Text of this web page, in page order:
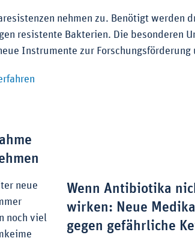
nehmen zu. Benötigt werden
resistente Bakterien. Die besonderen
Instrumente zur
neue
noch viel
Wenn Antibiotika
wirken: Neue
gegen gefährliche